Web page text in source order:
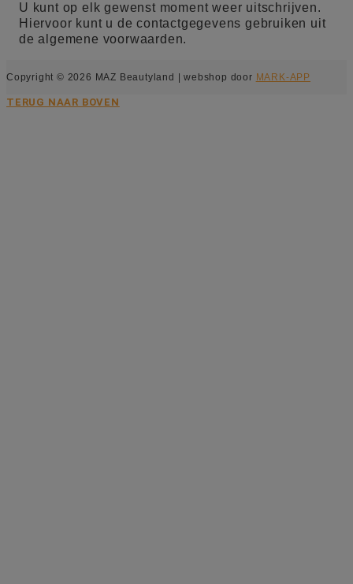
U kunt op elk gewenst moment weer uitschrijven.
Hiervoor kunt u de contactgegevens gebruiken uit
de algemene voorwaarden.
Copyright © 2026 MAZ Beautyland | webshop door MARK-APP
TERUG NAAR BOVEN